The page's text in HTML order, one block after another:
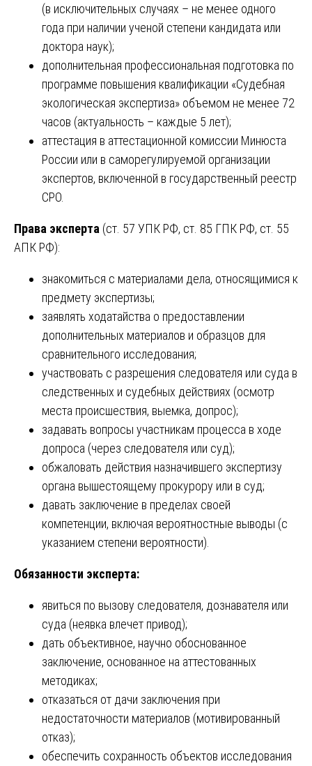
(в исключительных случаях – не менее одного
года при наличии ученой степени кандидата или
доктора наук);
дополнительная профессиональная подготовка по
программе повышения квалификации «Судебная
экологическая экспертиза» объемом не менее 72
часов (актуальность – каждые 5 лет);
аттестация в аттестационной комиссии Минюста
России или в саморегулируемой организации
экспертов, включенной в государственный реестр
СРО.
Права эксперта (ст. 57 УПК РФ, ст. 85 ГПК РФ, ст. 55
АПК РФ):
знакомиться с материалами дела, относящимися к
предмету экспертизы;
заявлять ходатайства о предоставлении
дополнительных материалов и образцов для
сравнительного исследования;
участвовать с разрешения следователя или суда в
следственных и судебных действиях (осмотр
места происшествия, выемка, допрос);
задавать вопросы участникам процесса в ходе
допроса (через следователя или суд);
обжаловать действия назначившего экспертизу
органа вышестоящему прокурору или в суд;
давать заключение в пределах своей
компетенции, включая вероятностные выводы (с
указанием степени вероятности).
Обязанности эксперта:
явиться по вызову следователя, дознавателя или
суда (неявка влечет привод);
дать объективное, научно обоснованное
заключение, основанное на аттестованных
методиках;
отказаться от дачи заключения при
недостаточности материалов (мотивированный
отказ);
обеспечить сохранность объектов исследования